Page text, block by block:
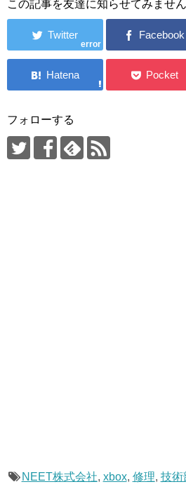
この記事を友達に知らせてみませ
error
フォローする
NEET株式会社, xbox, 修理, 技術